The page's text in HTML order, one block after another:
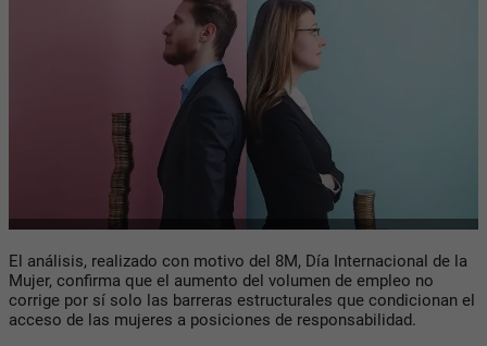
El análisis, realizado con motivo del 8M, Día Internacional de la
Mujer, confirma que el aumento del volumen de empleo no
corrige por sí solo las barreras estructurales que condicionan el
acceso de las mujeres a posiciones de responsabilidad.